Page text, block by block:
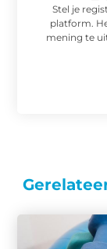
Stel je
platform.
mening te